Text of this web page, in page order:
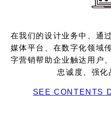
在我们的设计业务中、通
媒体平台、在数字化领域
字营销帮助企业触达用户
忠诚度、强化
SEE CONTENTS